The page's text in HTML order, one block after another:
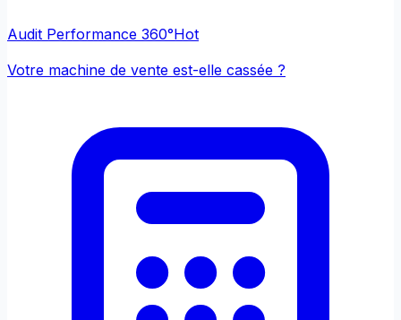
Audit Performance 360°Hot
Votre machine de vente est-elle cassée ?